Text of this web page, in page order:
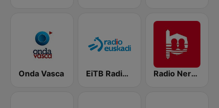
Onda Vasca EiTB Radio Euskadi Radio Nervion